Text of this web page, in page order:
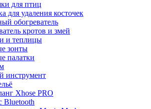
для птиц
для удаления косточек
обогреватель
кротов и змей
и теплицы
зонты
палатки
инструмент
Xhose PRO
Bluetooth